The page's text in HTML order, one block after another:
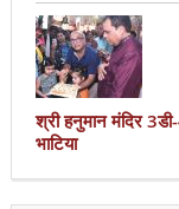
श्री हनुमान मंदिर
भाटिया